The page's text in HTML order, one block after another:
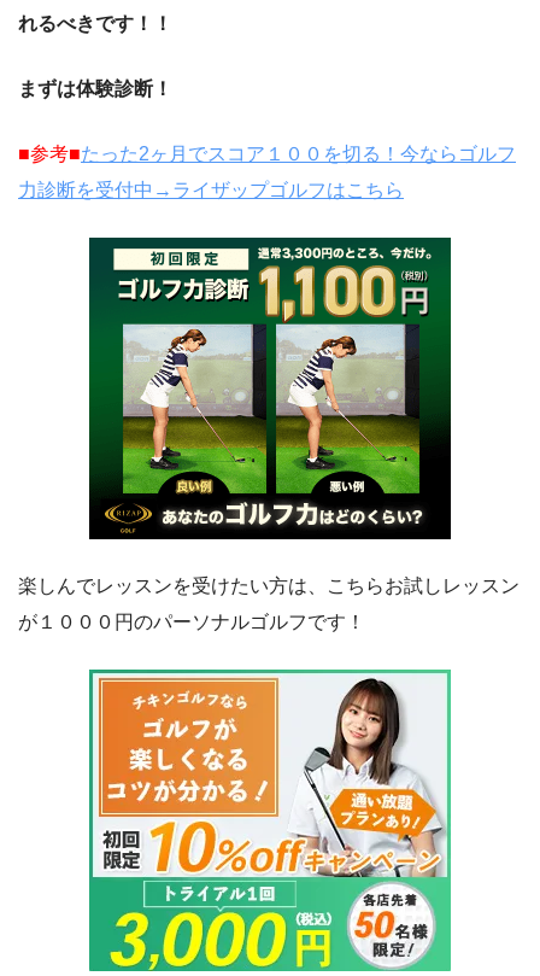
れるべきです！！
まずは体験診断！
■参考■たった2ヶ月でスコア１００を切る！今ならゴルフ
力診断を受付中→ライザップゴルフはこちら
楽しんでレッスンを受けたい方は、こちらお試しレッスン
が１０００円のパーソナルゴルフです！